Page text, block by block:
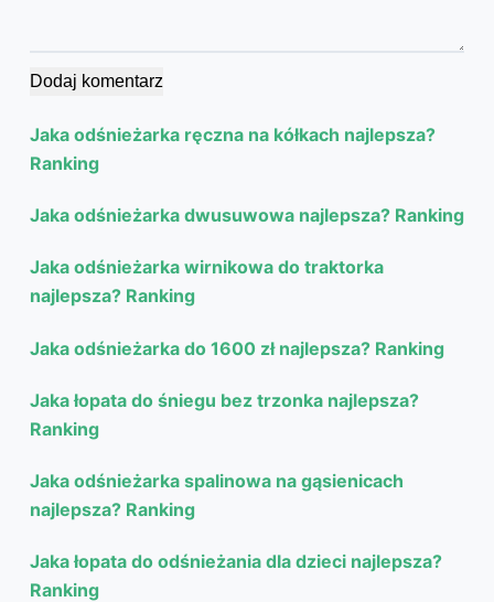
Dodaj komentarz
Jaka odśnieżarka ręczna na kółkach najlepsza?
Ranking
Jaka odśnieżarka dwusuwowa najlepsza? Ranking
Jaka odśnieżarka wirnikowa do traktorka
najlepsza? Ranking
Jaka odśnieżarka do 1600 zł najlepsza? Ranking
Jaka łopata do śniegu bez trzonka najlepsza?
Ranking
Jaka odśnieżarka spalinowa na gąsienicach
najlepsza? Ranking
Jaka łopata do odśnieżania dla dzieci najlepsza?
Ranking